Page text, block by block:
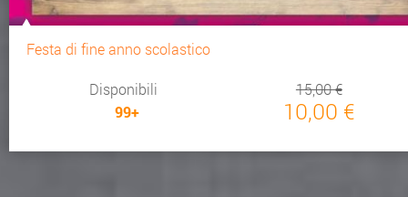
Festa di fine anno scolastico
Disponibili
99+
15,00 €
10,00 €